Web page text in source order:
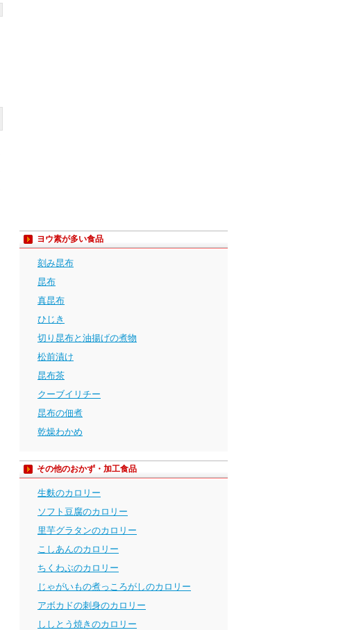
ヨウ素が多い食品
刻み昆布
昆布
真昆布
ひじき
切り昆布と油揚げの煮物
松前漬け
昆布茶
クーブイリチー
昆布の佃煮
乾燥わかめ
その他のおかず・加工食品
生麩のカロリー
ソフト豆腐のカロリー
里芋グラタンのカロリー
こしあんのカロリー
ちくわぶのカロリー
じゃがいもの煮っころがしのカロリー
アボカドの刺身のカロリー
ししとう焼きのカロリー